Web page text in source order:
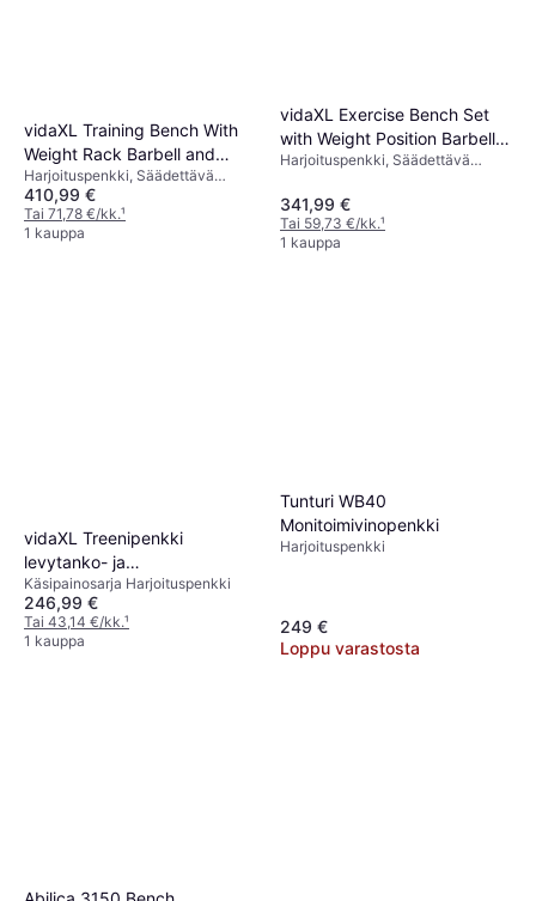
vidaXL Training Bench With
Weight Rack Barbell and
Dumbbell Set 30.5 kg
Harjoituspenkki, Säädettävä
Penkki, Kuormituskapasiteetti
(maks) 100 kg
410,99 €
Tai 71,78 €/kk.¹
1 kauppa
vidaXL Exercise Bench Set
with Weight Position Barbell &
Dumbbells 60.5kg
Harjoituspenkki, Säädettävä
(maks) 100 kg
341,99 €
Tai 59,73 €/kk.¹
1 kauppa
vidaXL Treenipenkki
levytanko- ja
käsipainosarjalla, 30.5kg,
50x35x125cm
Käsipainosarja Harjoituspenkki
246,99 €
Tai 43,14 €/kk.¹
1 kauppa
Tunturi WB40
Monitoimivinopenkki
Harjoituspenkki
249 €
Loppu varastosta